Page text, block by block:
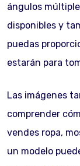
ángulos
disponibles y
puedas
estarán para
Las imágenes
comprender
vendes ropa,
un modelo